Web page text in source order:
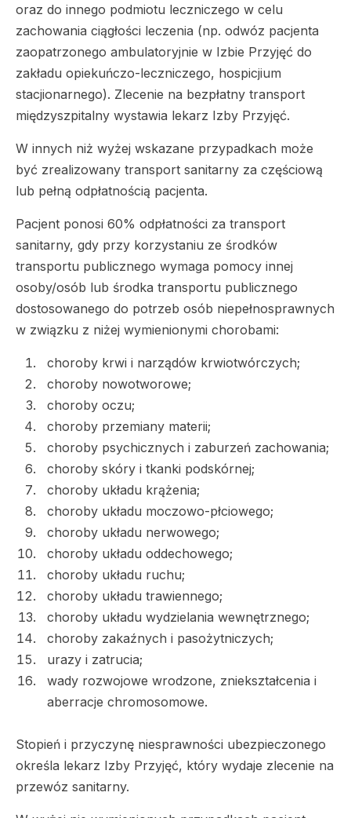
oraz do innego podmiotu leczniczego w celu
zachowania ciągłości leczenia (np. odwóz pacjenta
zaopatrzonego ambulatoryjnie w Izbie Przyjęć do
zakładu opiekuńczo-leczniczego, hospicjium
stacjionarnego). Zlecenie na bezpłatny transport
międzyszpitalny wystawia lekarz Izby Przyjęć.
W innych niż wyżej wskazane przypadkach może
być zrealizowany transport sanitarny za częściową
lub pełną odpłatnością pacjenta.
Pacjent ponosi 60% odpłatności za transport
sanitarny, gdy przy korzystaniu ze środków
transportu publicznego wymaga pomocy innej
osoby/osób lub środka transportu publicznego
dostosowanego do potrzeb osób niepełnosprawnych
w związku z niżej wymienionymi chorobami:
choroby krwi i narządów krwiotwórczych;
choroby nowotworowe;
choroby oczu;
choroby przemiany materii;
choroby psychicznych i zaburzeń zachowania;
choroby skóry i tkanki podskórnej;
choroby układu krążenia;
choroby układu moczowo-płciowego;
choroby układu nerwowego;
choroby układu oddechowego;
choroby układu ruchu;
choroby układu trawiennego;
choroby układu wydzielania wewnętrznego;
choroby zakaźnych i pasożytniczych;
urazy i zatrucia;
wady rozwojowe wrodzone, zniekształcenia i
aberracje chromosomowe.
Stopień i przyczynę niesprawności ubezpieczonego
określa lekarz Izby Przyjęć, który wydaje zlecenie na
przewóz sanitarny.